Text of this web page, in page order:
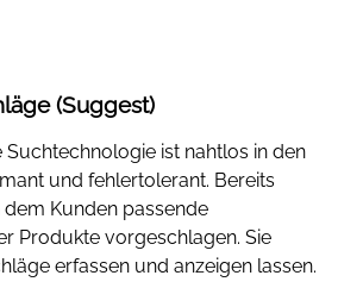
(Suggest)
ist nahtlos in den
und fehlertolerant. Bereits
Kunden passende
Produkte vorgeschlagen. Sie
erfassen und anzeigen lassen.